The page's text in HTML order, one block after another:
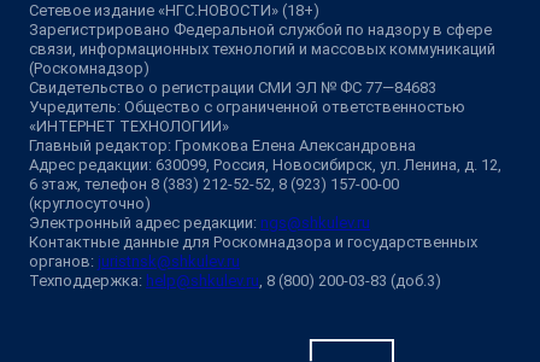
Сетевое издание «НГС.НОВОСТИ» (18+)
Зарегистрировано Федеральной службой по надзору в сфере
связи, информационных технологий и массовых коммуникаций
(Роскомнадзор)
Свидетельство о регистрации СМИ ЭЛ № ФС 77—84683
Учредитель: Общество с ограниченной ответственностью
«ИНТЕРНЕТ ТЕХНОЛОГИИ»
Главный редактор: Громкова Елена Александровна
Адрес редакции: 630099, Россия, Новосибирск, ул. Ленина, д. 12,
6 этаж, телефон 8 (383) 212-52-52, 8 (923) 157-00-00
(круглосуточно)
Электронный адрес редакции: ngs@shkulev.ru
Контактные данные для Роскомнадзора и государственных
органов: juristnsk@shkulev.ru
Техподдержка: help@shkulev.ru, 8 (800) 200-03-83 (доб.3)